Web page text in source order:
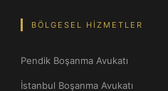
BÖLGESEL HIZMETLER
Pendik Boşanma Avukatı
İstanbul Boşanma Avukatı